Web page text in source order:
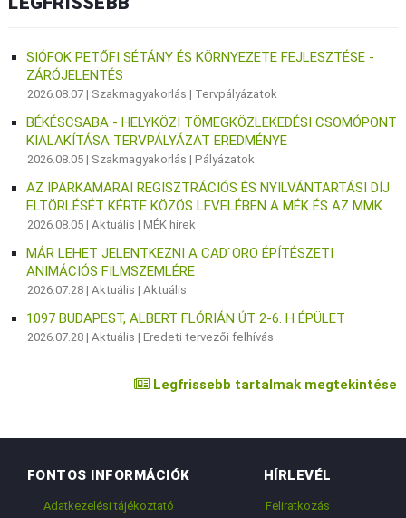
SIÓFOK PETŐFI SÉTÁNY ÉS KÖRNYEZETE FEJLESZTÉSE -
ZÁRÓJELENTÉS
2026.08.07 | Szakmagyakorlás | Tervpályázatok
BÉKÉSCSABA - HELYKÖZI TÖMEGKÖZLEKEDÉSI CSOMÓPONT
KIALAKÍTÁSA TERVPÁLYÁZAT EREDMÉNYE
2026.08.05 | Szakmagyakorlás |Pályázatok
AZ IPARKAMARAI REGISZTRÁCIÓS ÉS NYILVÁNTARTÁSI DÍJ
ELTÖRLÉSÉT KÉRTE KÖZÖS LEVELÉBEN A MÉK ÉS AZ MMK
2026.08.05 |Aktuális |MÉK hírek
MÁR LEHET JELENTKEZNI A CAD`ORO ÉPÍTÉSZETI
ANIMÁCIÓS FILMSZEMLÉRE
2026.07.28 |Aktuális |Aktuális
1097 BUDAPEST, ALBERT FLÓRIÁN ÚT 2-6. H ÉPÜLET
2026.07.28 |Aktuális |Eredeti tervezői felhívás
Legfrissebb tartalmak megtekintése
FONTOS INFORMÁCIÓK
Adatkezelési tájékoztató
HÍRLEVÉL
Feliratkozás